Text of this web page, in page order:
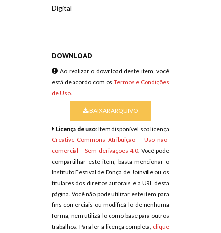
Digital
DOWNLOAD
Ao realizar o download deste item, você
está de acordo com os Termos e Condições
de Uso.
BAIXAR ARQUIVO
Licença de uso: Item disponível sob licença
Creative Commons Atribuição – Uso não-
comercial – Sem derivações 4.0. Você pode
compartilhar este item, basta mencionar o
Instituto Festival de Dança de Joinville ou os
titulares dos direitos autorais e a URL desta
página. Você não pode utilizar este item para
fins comerciais ou modificá-lo de nenhuma
forma, nem utilizá-lo como base para outros
trabalhos. Para ler a licença completa, clique